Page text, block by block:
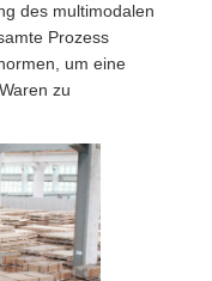
des multimodalen
Prozess
um eine
zu